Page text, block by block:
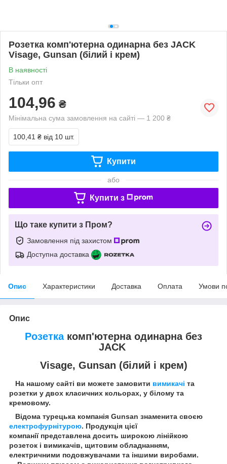
Розетка комп'ютерна одинарна без JACK
Visage, Gunsan (білий і крем)
В наявності
Тільки опт
104,96 ₴
Мінімальна сума замовлення на сайті — 1 200 ₴
100,41 ₴ від 10 шт.
Купити
або
Купити з
Що таке купити з Пром?
Замовлення під захистом
Доступна доставка
Опис Характеристики Доставка Оплата Умови
Опис
Розеткакомп'ютерна одинарна без
JACK
Visage, Gunsan (білий і крем)
На нашому сайті ви можете замовити вимикачі та
розетки у двох класичних кольорах, у білому та
кремовому.
Відома турецька компанія Gunsan знаменита своєю
електрофурнітурою. Продукція цієї
компанії представлена досить широкою лінійкою
розеток і вимикачів, щитовим обладнанням,
електричними подовжувачами та іншими виробами.